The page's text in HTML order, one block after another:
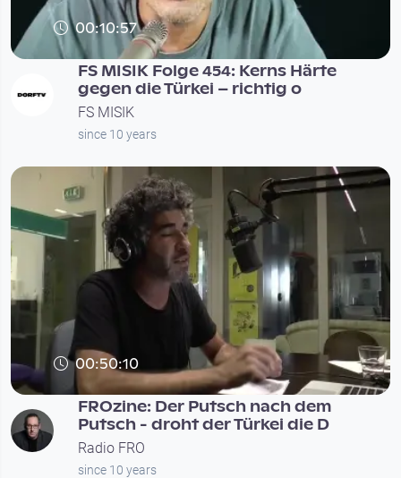
00:10:57
FS MISIK Folge 454: Kerns Härte
gegen die Türkei – richtig o
FS MISIK
since 10 years
00:50:10
FROzine: Der Putsch nach dem
Putsch - droht der Türkei die D
Radio FRO
since 10 years